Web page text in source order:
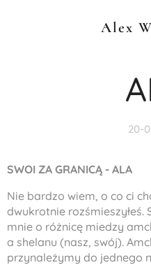
Alex
20-
SWOI ZA GRANICĄ - ALA
Nie bardzo wiem, o co ci
dwukrotnie rozśmieszyłeś.
mnie o różnicę miedzy
a shelanu (nasz, swój).
przynależymy do jednego